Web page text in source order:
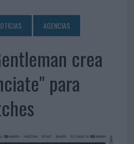
AGENCIAS
crea
para